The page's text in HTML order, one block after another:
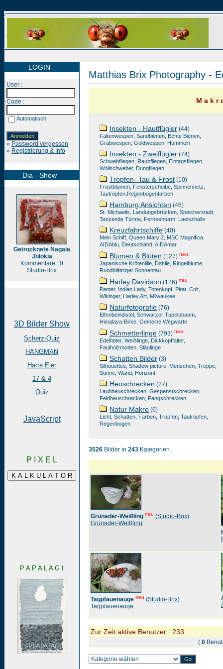
LOGIN
User :
Code :
Automatisch
» Password vergessen
» Registrierung & Info
Dia - Show
Getrocknete Nagaia
Jolokia
Kommentare : 0
Studio-Brix
3D Bilder Show
Scherz-Quiz
HANGMAN
Harte Eier
17 & 4
Quiz
JavaScript
P I X E L
P A P A L A G I
Matthias Brix Photography -
M a k r
Insekten - Hautflügler (44)
Faltenwespen, Sandbienen, Echte Bienen,
Grabwespen, Goldwespen, Hummeln
Insekten - Zweiflügler (74)
Schwebfliegen, Raubfliegen, Eintagsfliegen,
Wollschweber, Dungfliegen
Tropfen- Tau & Frost (10)
Frostblumen, Fensterscheibe, Spinnennetz,
Tautropfen,Regenbogenfarben
Hamburg Ansichten (46)
St. Michaelis, Landungsbrücken, Speicherstadt,
Tanzende Türme, Fernsehturm, Laeiszhalle
Kreuzfahrtschiffe (40)
Mein Schiff, Queen Mary 2, MSC Magnifica,
AIDAblu, Deutschland, AIDAmar
Blumen & Blüten (127) neu
Japanische Krötenlilie, Dahlie, Ringelblume,
Rundblättriger Sonnentau
Harley Davidson (126) neu
Panter, Indian Lady, Totenkopf, Pirat, Colt,
Wikinger, Harley Art, Milwaukee
Naturfotografie (76)
Elfenbeindistel, Schwarzer Tupelobaum,
Himalaya-Birke, Gemeine Wegwarte
Schmetterlinge (793) neu
Edelfalter, Weißlinge, Dickkopffalter,
Faulholzmotten, Bläulinge
Schatten Bilder (3)
Silhouettes, Shadow picture, Menschen, Treppe,
Sonne, Wand, Horizont
Heuschrecken (27)
Laubheuschrecken, Gespenstschrecken,
Feldheuschrecken, Fangschrecken
Natur Makro (6)
Licht, Schatten, Farben, Tropfen, Tautropfen,
Regenbogen
3526 Bilder in 243 Kategorien.
Grünader-Weißling neu (Studio-Brix)
Grünader-Weißling
Tagpfauenauge neu (Studio-Brix)
Tagpfauenauge
Zur Zeit aktive Benutzer : 233
( 0